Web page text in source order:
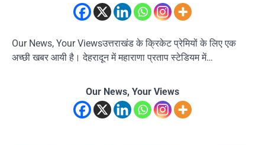
Our News, Your Viewsउत्तराखंड के क्रिकेट प्रेमियों के लिए एक
अच्छी खबर आयी है। देहरादून में महाराणा प्रताप स्टेडियम में…
Our News, Your Views